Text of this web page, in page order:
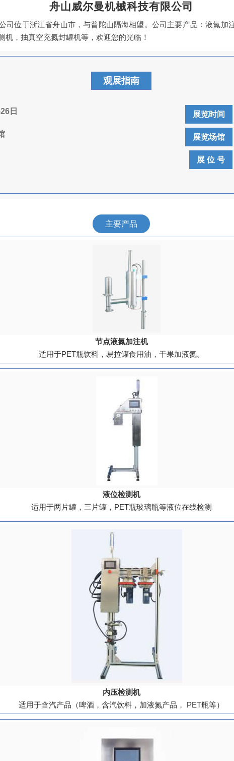
舟山威尔曼机械科技有限公司
司位于浙江省舟山市，与普陀山隔海相望。公司主要产品：液氮加
机，抽真空充氮封罐机等，欢迎您的光临！
观展指南
展览时间
日
展览场馆
展 位 号
主要产品
节点液氮加注机
适用于PET瓶饮料，易拉罐食用油，干果加液氮。
液位检测机
适用于两片罐，三片罐，PET瓶玻璃瓶等液位在线检测
内压检测机
适用于含汽产品（啤酒，含汽饮料，加液氮产品， PET瓶等）